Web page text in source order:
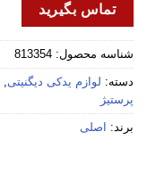
تماس بگیرید
شناسه محصول: 813354
دسته: لوازم یدکی دیگنیتی,
پرستیژ
برند: اصلی